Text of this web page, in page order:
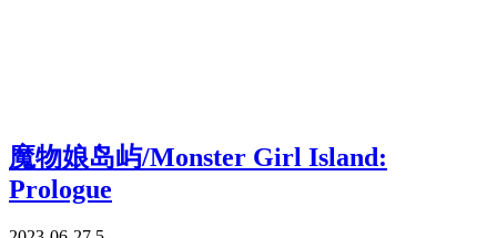
魔物娘岛屿/Monster Girl Island:
Prologue